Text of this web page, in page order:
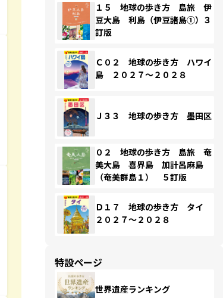
１５ 地球の歩き方 島旅 伊
豆大島 利島（伊豆諸島①）３
訂版
Ｃ０２ 地球の歩き方 ハワイ
島 ２０２７～２０２８
Ｊ３３ 地球の歩き方 墨田区
０２ 地球の歩き方 島旅 奄
美大島 喜界島 加計呂麻島
（奄美群島１） ５訂版
Ｄ１７ 地球の歩き方 タイ
２０２７～２０２８
特設ページ
世界遺産ランキング